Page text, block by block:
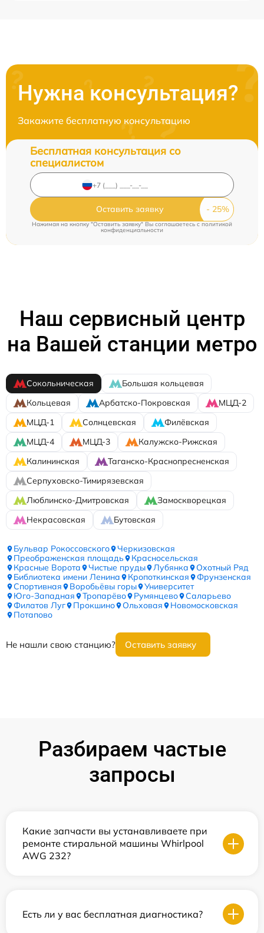
Нужна консультация?
Закажите бесплатную консультацию
Бесплатная консультация со
специалистом
Оставить заявку
Нажимая на кнопку "Оставить заявку" Вы соглашаетесь c политикой
конфиденциальности
Наш сервисный центр
на Вашей станции метро
Сокольническая
Большая кольцевая
Кольцевая
Арбатско-Покровская
МЦД-2
МЦД-1
Солнцевская
Филёвская
МЦД-4
МЦД-3
Калужско-Рижская
Калининская
Таганско-Краснопресненская
Серпуховско-Тимирязевская
Люблинско-Дмитровская
Замоскворецкая
Некрасовская
Бутовская
Бульвар Рокоссовского
Черкизовская
Преображенская площадь
Красносельская
Красные Ворота
Чистые пруды Лубянка
Охотный Ряд
Библиотека имени Ленина
Кропоткинская
Фрунзенская
Спортивная
Воробьёвы горы
Университет
Юго-Западная
Тропарёво Румянцево
Саларьево
Филатов Луг
Прокшино Ольховая
Новомосковская
Потапово
Не нашли свою станцию? Оставить заявку
Разбираем частые
запросы
Какие запчасти вы устанавливаете при
ремонте стиральной машины Whirlpool
AWG 232?
Есть ли у вас бесплатная диагностика?